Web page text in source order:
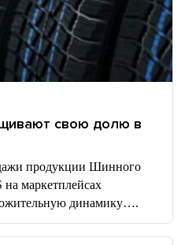
свою долю в
продукции Шинного
маркетплейсах
динамику….